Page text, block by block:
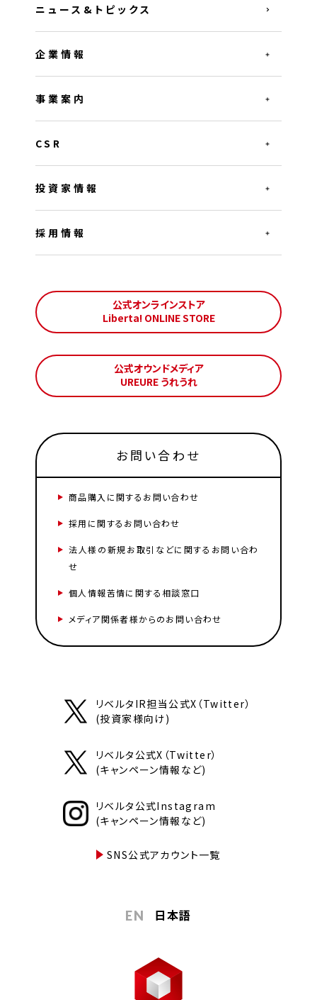
ニュース&トピックス
企業情報
事業案内
CSR
投資家情報
採用情報
公式オンラインストア
Liberta! ONLINE STORE
公式オウンドメディア
UREURE うれうれ
お問い合わせ
商品購入に関するお問い合わせ
採用に関するお問い合わせ
法人様の新規お取引などに関するお問い合わ
せ
個人情報苦情に関する相談窓口
メディア関係者様からのお問い合わせ
リベルタIR担当公式X（Twitter）
(投資家様向け)
リベルタ公式X（Twitter）
(キャンペーン情報など)
リベルタ公式Instagram
(キャンペーン情報など)
SNS公式アカウント一覧
EN 日本語